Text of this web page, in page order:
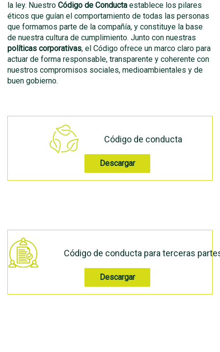
la ley. Nuestro Código de Conducta establece los pilares
éticos que guían el comportamiento de todas las personas
que formamos parte de la compañía, y constituye la base
de nuestra cultura de cumplimiento. Junto con nuestras
políticas corporativas, el Código ofrece un marco claro para
actuar de forma responsable, transparente y coherente con
nuestros compromisos sociales, medioambientales y de
buen gobierno.
Código de conducta
Descargar
Código de conducta para terceras
Descargar